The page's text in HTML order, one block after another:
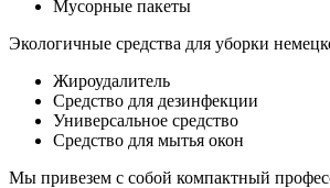
Мусорные пакеты
Экологичные средства для уборки
Жироудалитель
Средство для дезинфекции
Универсальное средство
Средство для мытья окон
Мы привезем с собой компактный